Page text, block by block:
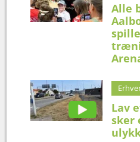
Alle
Lav
sker